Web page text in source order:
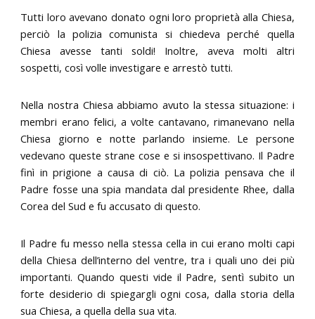
Tutti loro avevano donato ogni loro proprietà alla Chiesa,
perciò la polizia comunista si chiedeva perché quella
Chiesa avesse tanti soldi! Inoltre, aveva molti altri
sospetti, così volle investigare e arrestò tutti.
Nella nostra Chiesa abbiamo avuto la stessa situazione: i
membri erano felici, a volte cantavano, rimanevano nella
Chiesa giorno e notte parlando insieme. Le persone
vedevano queste strane cose e si insospettivano. Il Padre
finì in prigione a causa di ciò. La polizia pensava che il
Padre fosse una spia mandata dal presidente Rhee, dalla
Corea del Sud e fu accusato di questo.
Il Padre fu messo nella stessa cella in cui erano molti capi
della Chiesa dell’interno del ventre, tra i quali uno dei più
importanti. Quando questi vide il Padre, sentì subito un
forte desiderio di spiegargli ogni cosa, dalla storia della
sua Chiesa, a quella della sua vita.